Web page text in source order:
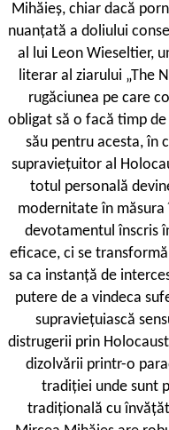
Mihăieș, chiar dacă
nuanțată a doliului
al lui Leon Wieseltier,
literar al ziarului „The
rugăciunea pe care
obligat să o facă timp
său pentru acesta, în
supraviețuitor al
totul personală
modernitate în
devotamentul înscris
eficace, ci se
sa ca instanță de
putere de a vindeca
supraviețuiască
distrugerii prin
dizolvării printr-o
tradiției unde sunt
tradițională cu